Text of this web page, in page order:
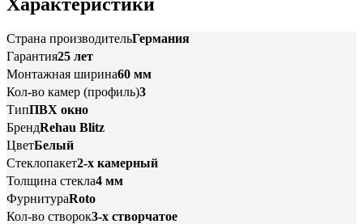
Страна производительГермания
Гарантия25 лет
Монтажная ширина60 мм
Кол-во камер (профиль)3
ТипПВХ окно
БрендRehau Blitz
ЦветБелый
Стеклопакет2-х камерный
Толщина стекла4 мм
ФурнитураRoto
Кол-во створок3-х створчатое